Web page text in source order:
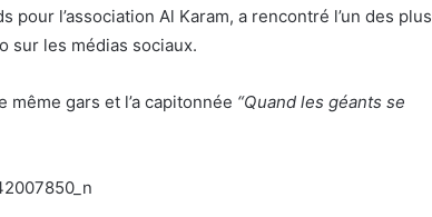
l’association Al Karam, a rencontré l’un des plus
sur les médias sociaux.
gars et l’a capitonnée “Quand les géants se